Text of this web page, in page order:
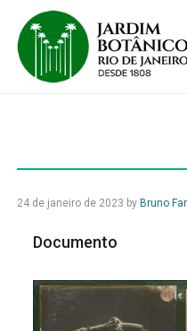
24 de janeiro de 2023 by Bruno
Documento